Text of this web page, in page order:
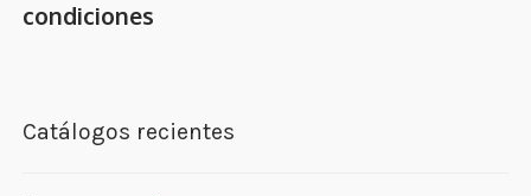
condiciones
Catálogos recientes